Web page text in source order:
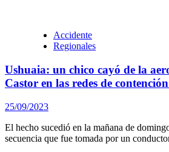
Accidente
Regionales
Ushuaia: un chico cayó de la
Castor en las redes de
25/09/2023
El hecho sucedió en la mañana de
secuencia que fue tomada por un